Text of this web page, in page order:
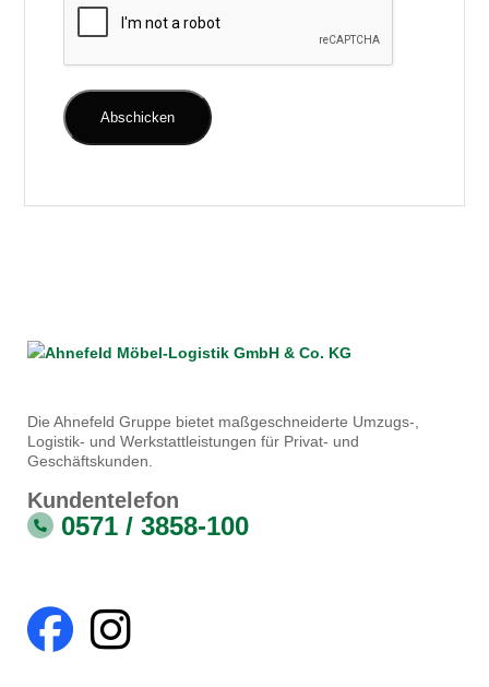
Die Ahnefeld Gruppe bietet maßgeschneiderte Umzugs-,
Logistik- und Werkstattleistungen für Privat- und
Geschäftskunden.
Kundentelefon
0571 / 3858-100